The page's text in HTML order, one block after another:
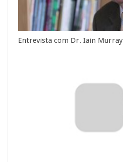
Entrevista com Dr. Iain Murray